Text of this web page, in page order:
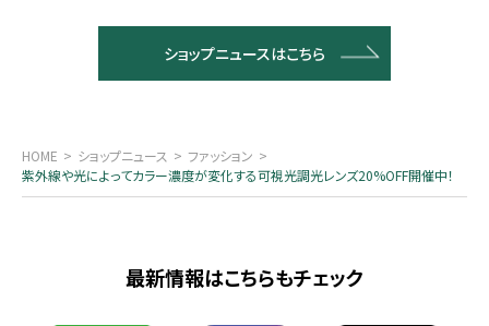
ショップニュースはこちら
HOME ショップニュース
ファッション
紫外線や光によってカラー濃度が変化する可視光調光レンズ20%OFF開催中！
最新情報はこちらもチェック